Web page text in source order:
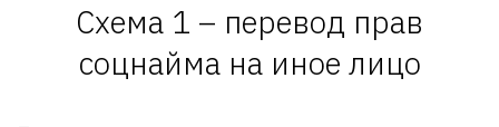
Схема 1 – перевод прав
соцнайма на иное лицо